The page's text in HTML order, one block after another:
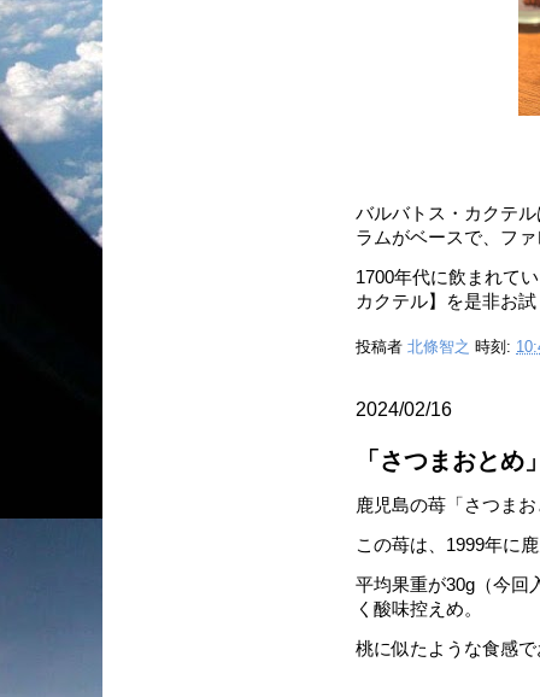
バルバトス・カクテ
ラムがベースで、フ
1700年代に飲まれて
カクテル】を是非お
投稿者 北條智之 時刻:
2024/02/16
「さつまおと
鹿児島の苺「さつま
この苺は、1999年に
平均果重が30g（今回
く酸味控えめ。
桃に似たような食感